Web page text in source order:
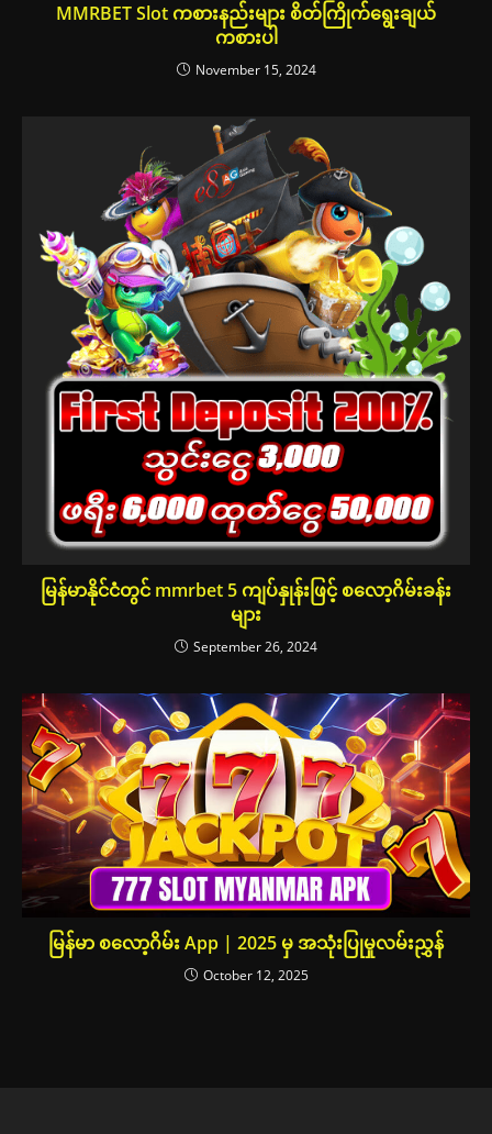
MMRBET Slot ကစားနည်းများ စိတ်ကြိုက်ရွေးချယ်
ကစားပါ
November 15, 2024
မြန်မာနိုင်ငံတွင် mmrbet 5 ကျပ်နှုန်းဖြင့် စလော့ဂိမ်းခန်း
များ
September 26, 2024
မြန်မာ စလော့ဂိမ်း App | 2025 မှ အသုံးပြုမှုလမ်းညွှန်
October 12, 2025